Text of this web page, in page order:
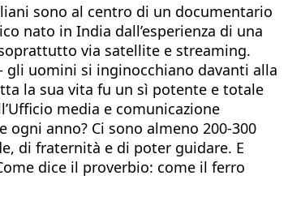
sono al centro di un documentario
nato in India dall’esperienza di una
via satellite e streaming.
gli uomini si inginocchiano davanti alla
la sua vita fu un sì potente e totale
media e comunicazione
ogni anno? Ci sono almeno 200-300
di fraternità e di poter guidare. E
dice il proverbio: come il ferro